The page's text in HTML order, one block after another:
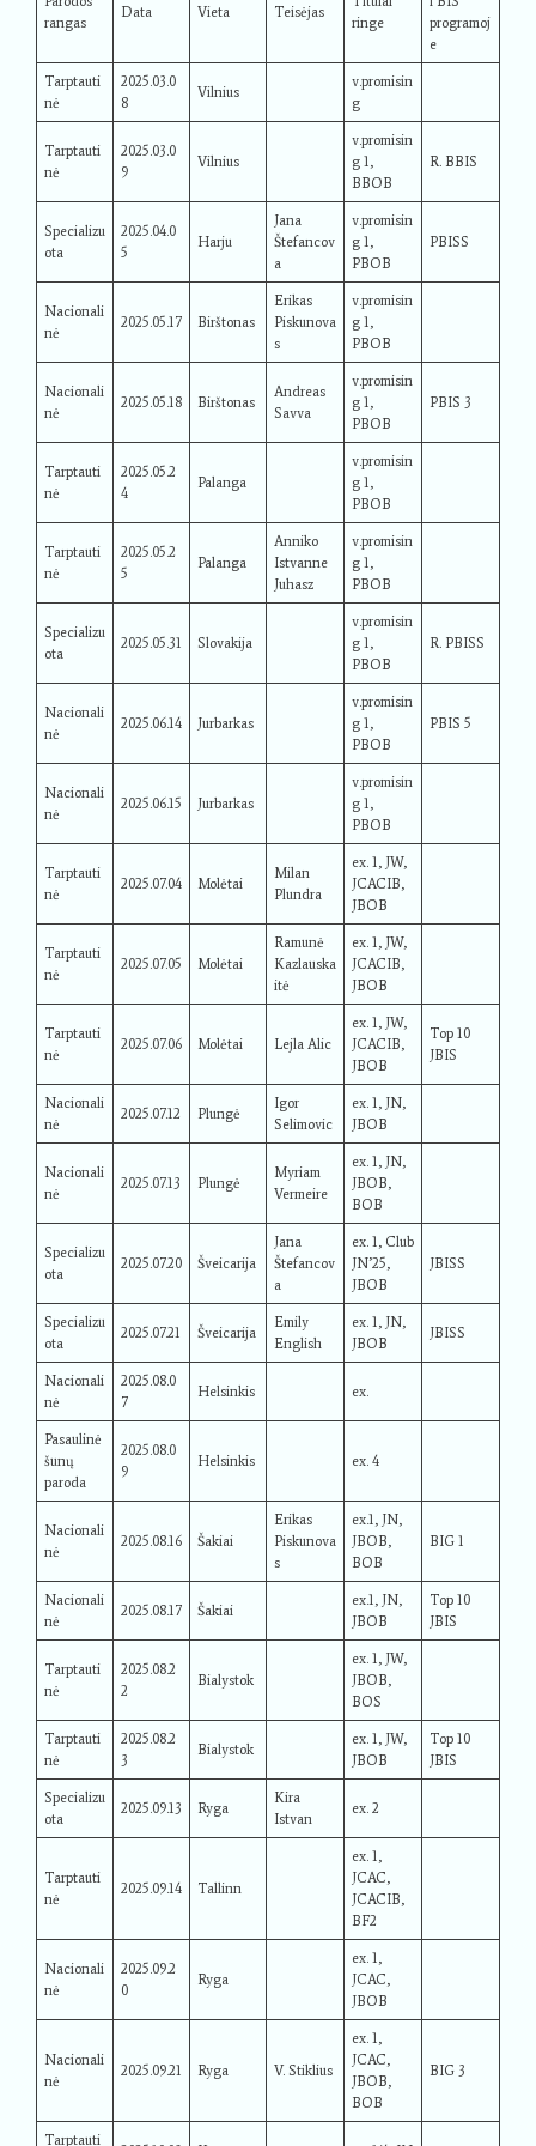
rangas
Data Vieta Teisėjas
ringe
programoj
e
Tarptauti
nė
2025.03.0
8
Vilnius
v.promisin
g
Tarptauti
nė
2025.03.0
9
Vilnius
v.promisin
g 1,
BBOB
R. BBIS
Specializu
ota
2025.04.0
5
Harju
Jana
Štefancov
a
v.promisin
g 1,
PBOB
PBISS
Nacionali
nė
2025.05.17 Birštonas
Erikas
Piskunova
s
v.promisin
g 1,
PBOB
Nacionali
nė
2025.05.18 Birštonas
Andreas
Savva
v.promisin
g 1,
PBOB
PBIS 3
Tarptauti
nė
2025.05.2
4
Palanga
v.promisin
g 1,
PBOB
Tarptauti
nė
2025.05.2
5
Palanga
Anniko
Istvanne
Juhasz
v.promisin
g 1,
PBOB
Specializu
ota
2025.05.31 Slovakija
v.promisin
g 1,
PBOB
R. PBISS
Nacionali
nė
2025.06.14 Jurbarkas
v.promisin
g 1,
PBOB
PBIS 5
Nacionali
nė
2025.06.15 Jurbarkas
v.promisin
g 1,
PBOB
Tarptauti
nė
2025.07.04 Molėtai
Milan
Plundra
ex. 1, JW,
JCACIB,
JBOB
Tarptauti
nė
2025.07.05 Molėtai
Ramunė
Kazlauska
itė
ex. 1, JW,
JCACIB,
JBOB
Tarptauti
nė
2025.07.06 Molėtai Lejla Alic
ex. 1, JW,
JCACIB,
JBOB
Top 10
JBIS
Nacionali
nė
2025.07.12 Plungė
Igor
Selimovic
ex. 1, JN,
JBOB
Nacionali
nė
2025.07.13 Plungė
Myriam
Vermeire
ex. 1, JN,
JBOB,
BOB
Specializu
ota
2025.07.20 Šveicarija
Jana
Štefancov
a
ex. 1, Club
JN’25,
JBOB
JBISS
Specializu
ota
2025.07.21 Šveicarija
Emily
English
ex. 1, JN,
JBOB
JBISS
Nacionali
nė
2025.08.0
7
Helsinkis ex.
Pasaulinė
šunų
paroda
2025.08.0
9
Helsinkis ex. 4
Nacionali
nė
2025.08.16 Šakiai
Erikas
Piskunova
s
ex.1, JN,
JBOB,
BOB
BIG 1
Nacionali
nė
2025.08.17 Šakiai
ex.1, JN,
JBOB
Top 10
JBIS
Tarptauti
nė
2025.08.2
2
Bialystok
ex. 1, JW,
JBOB,
BOS
Tarptauti
nė
2025.08.2
3
Bialystok
ex. 1, JW,
JBOB
Top 10
JBIS
Specializu
ota
2025.09.13 Ryga
Kira
Istvan
ex. 2
Tarptauti
nė
2025.09.14 Tallinn
ex. 1,
JCAC,
JCACIB,
BF2
Nacionali
nė
2025.09.2
0
Ryga
ex. 1,
JCAC,
JBOB
Nacionali
nė
2025.09.21 Ryga V. Stiklius
ex. 1,
JCAC,
JBOB,
BOB
BIG 3
Tarptauti